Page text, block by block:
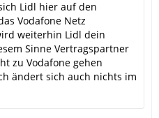
Lidl hier auf den
Vodafone Netz
weiterhin Lidl dein
Sinne Vertragspartner
zu Vodafone gehen
ändert sich auch nichts im